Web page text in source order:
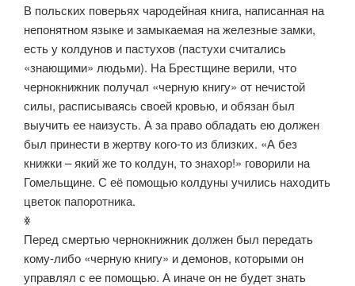
В польских поверьях чародейная книга, написанная на
непонятном языке и замыкаемая на железные замки,
есть у колдунов и пастухов (пастухи считались
«знающими» людьми). На Брестщине верили, что
чернокнижник получал «черную книгу» от нечистой
силы, расписываясь своей кровью, и обязан был
выучить ее наизусть. А за право обладать ею должен
был принести в жертву кого-то из близких. «А без
книжки – який же то колдун, то знахор!» говорили на
Гомельщине. С её помощью колдуны учились находить
цветок папоротника.
ꏍ
Перед смертью чернокнижник должен был передать
кому-либо «черную книгу» и демонов, которыми он
управлял с ее помощью. А иначе он не будет знать